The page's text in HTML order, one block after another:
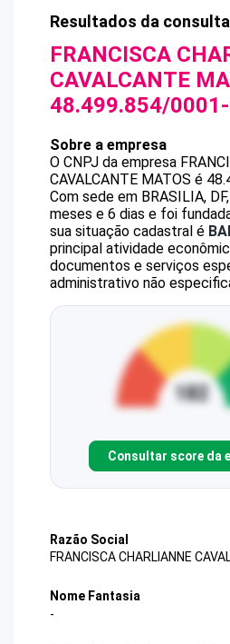
Resultados da
FRANCISCA
CAVALCANTE
48.499.854/
Sobre a empresa
O CNPJ da empresa
CAVALCANTE MATOS é
Com sede em BRASILIA,
meses e 6 dias e foi
sua situação cadastral é
principal atividade
documentos e serviços
administrativo não
Consultar score da
Razão Social
FRANCISCA CHARLIANNE
Nome Fantasia
-